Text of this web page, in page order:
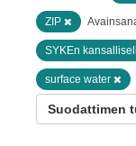
ZIP
SYKEn
surface water
Suodattimen